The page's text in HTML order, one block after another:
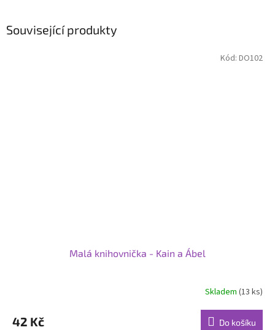
Související produkty
Malá knihovnička - Kain a Ábel
Skladem (13 ks)
42 Kč Do košíku
Kód: DO102